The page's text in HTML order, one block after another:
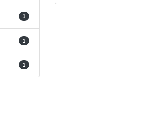
1
1
1